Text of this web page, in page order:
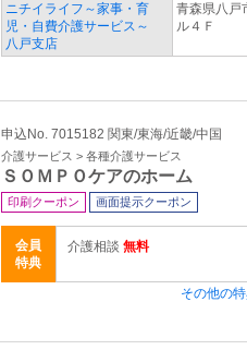
ニチイライフ～家事・育
児・自費介護サービス～
八戸支店
青森県八
ル４Ｆ
申込No. 7015182 関東/東海/近畿/中国
介護サービス > 各種介護サービス
ＳＯＭＰＯケアのホーム
印刷クーポン 画面提示クーポン
会員
特典
介護相談 無料
その他の